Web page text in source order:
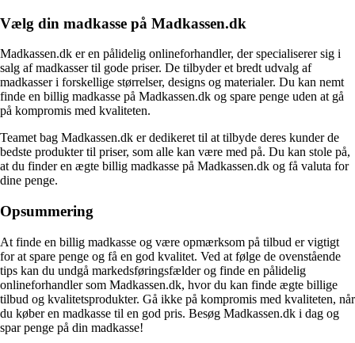
Vælg din madkasse på Madkassen.dk
Madkassen.dk er en pålidelig onlineforhandler, der specialiserer sig i
salg af madkasser til gode priser. De tilbyder et bredt udvalg af
madkasser i forskellige størrelser, designs og materialer. Du kan nemt
finde en billig madkasse på Madkassen.dk og spare penge uden at gå
på kompromis med kvaliteten.
Teamet bag Madkassen.dk er dedikeret til at tilbyde deres kunder de
bedste produkter til priser, som alle kan være med på. Du kan stole på,
at du finder en ægte billig madkasse på Madkassen.dk og få valuta for
dine penge.
Opsummering
At finde en billig madkasse og være opmærksom på tilbud er vigtigt
for at spare penge og få en god kvalitet. Ved at følge de ovenstående
tips kan du undgå markedsføringsfælder og finde en pålidelig
onlineforhandler som Madkassen.dk, hvor du kan finde ægte billige
tilbud og kvalitetsprodukter. Gå ikke på kompromis med kvaliteten, når
du køber en madkasse til en god pris. Besøg Madkassen.dk i dag og
spar penge på din madkasse!